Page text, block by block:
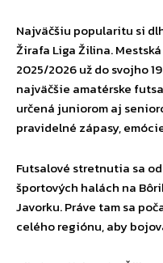
Najväčšiu popularitu si
Žirafa Liga Žilina.
2025/2026 už do svojho
najväčšie amatérske
určená juniorom aj
pravidelné zápasy,
Futsalové stretnutia sa
športových halách na
Javorku. Práve tam sa
celého regiónu, aby